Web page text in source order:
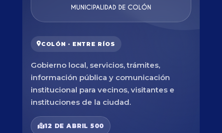
COLÓN · ENTRE RÍOS
Gobierno local, servicios, trámites,
información pública y comunicación
institucional para vecinos, visitantes e
instituciones de la ciudad.
12 DE ABRIL 500